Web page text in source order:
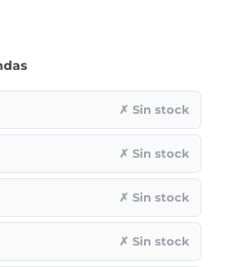
✗ Sin stock
✗ Sin stock
✗ Sin stock
✗ Sin stock